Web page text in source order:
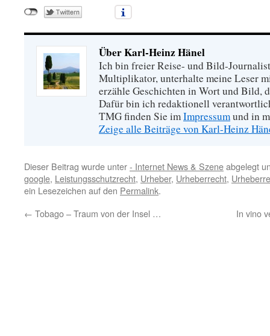
Über Karl-Heinz Hänel
Ich bin freier Reise- und Bild-
Multiplikator, unterhalte meine Leser
erzähle Geschichten in Wort und Bild,
Dafür bin ich redaktionell
TMG finden Sie imImpressumund in
Zeige alle Beiträge von Karl-Heinz
Dieser Beitrag wurde unter- Internet News & Szeneabgelegt
google, Leistungsschutzrecht, Urheber, Urheberrecht,
ein Lesezeichen auf den Permalink.
← Tobago – Traum von der Insel … In vino